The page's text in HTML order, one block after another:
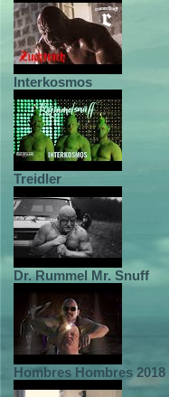
Interkosmos
Treidler
Dr. Rummel Mr. Snuff
Hombres Hombres 2018